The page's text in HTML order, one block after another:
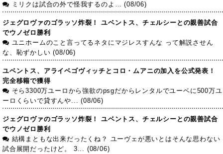
ミリクは試合の外で怪我するのよ… (08/06)
ジェグロヴァのゴラッソ炸裂！ ユベントス、チェルシーとの親善試合
でウノゼロ勝利
ユニホームのこと言ってるネタにマジレスすんな って解説させん
な、恥ずかしい (08/06)
ユベントス、アライベゴヴィッチとコロ・ムアニの加入を公式発表！
完全移籍で獲得
そら3300万ユーロから強欲のpsgだからレンタルでユーベに500万ユ
ーロくらいで貸すんや... (08/06)
ジェグロヴァのゴラッソ炸裂！ ユベントス、チェルシーとの親善試合
でウノゼロ勝利
結構まともな出来だったくね？ ユーヴェが悪いとはそんな思わない
試合展開だったけど。 3... (08/06)